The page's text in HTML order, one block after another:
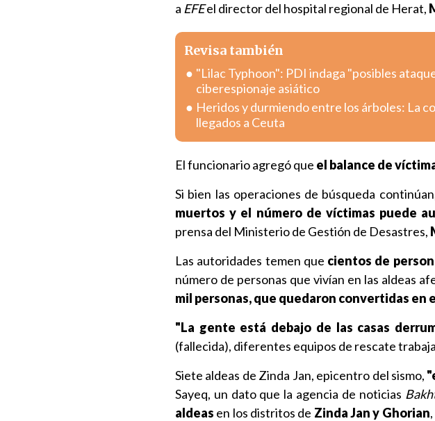
a EFEel director del hospital regional de Herat,
Revisa también
"Lilac Typhoon": PDI indaga "posibles
ciberespionaje asiático
Heridos y durmiendo entre los árboles: La
llegados a Ceuta
El funcionario agregó que el balance de
Si bien las operaciones de búsqueda
muertos y el número de víctimas puede
prensa del Ministerio de Gestión de Desastres,
Las autoridades temen que cientos de
número de personas que vivían en las aldeas
mil personas, que quedaron convertidas en
"La gente está debajo de las casas
(fallecida), diferentes equipos de rescate
Siete aldeas de Zinda Jan, epicentro del sismo,
Sayeq, un dato que la agencia de noticias
aldeas en los distritos de Zinda Jan y Ghorian